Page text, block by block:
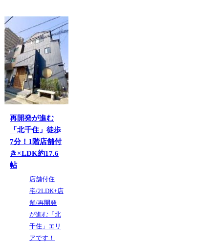
再開発が進む
「北千住」徒歩
7分！1階店舗付
き×LDK約17.6
帖
店舗付住
宅/2LDK+店
舗/再開発
が進む「北
千住」エリ
アです！